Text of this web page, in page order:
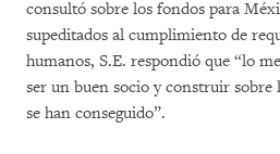
consultó sobre los fondos para
supeditados al cumplimiento de
humanos, S.E. respondió que “lo
ser un buen socio y construir sobre
se han conseguido”.